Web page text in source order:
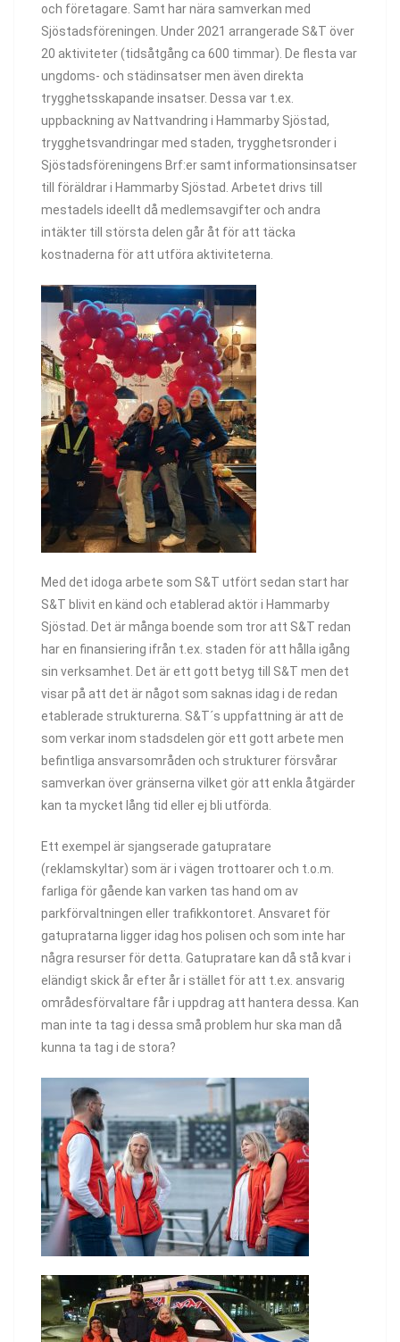
och företagare. Samt har nära samverkan med
Sjöstadsföreningen. Under 2021 arrangerade S&T över
20 aktiviteter (tidsåtgång ca 600 timmar). De flesta var
ungdoms- och städinsatser men även direkta
trygghetsskapande insatser. Dessa var t.ex.
uppbackning av Nattvandring i Hammarby Sjöstad,
trygghetsvandringar med staden, trygghetsronder i
Sjöstadsföreningens Brf:er samt informationsinsatser
till föräldrar i Hammarby Sjöstad. Arbetet drivs till
mestadels ideellt då medlemsavgifter och andra
intäkter till största delen går åt för att täcka
kostnaderna för att utföra aktiviteterna.
Med det idoga arbete som S&T utfört sedan start har
S&T blivit en känd och etablerad aktör i Hammarby
Sjöstad. Det är många boende som tror att S&T redan
har en finansiering ifrån t.ex. staden för att hålla igång
sin verksamhet. Det är ett gott betyg till S&T men det
visar på att det är något som saknas idag i de redan
etablerade strukturerna. S&T´s uppfattning är att de
som verkar inom stadsdelen gör ett gott arbete men
befintliga ansvarsområden och strukturer försvårar
samverkan över gränserna vilket gör att enkla åtgärder
kan ta mycket lång tid eller ej bli utförda.
Ett exempel är sjangserade gatupratare
(reklamskyltar) som är i vägen trottoarer och t.o.m.
farliga för gående kan varken tas hand om av
parkförvaltningen eller trafikkontoret. Ansvaret för
gatupratarna ligger idag hos polisen och som inte har
några resurser för detta. Gatupratare kan då stå kvar i
eländigt skick år efter år i stället för att t.ex. ansvarig
områdesförvaltare får i uppdrag att hantera dessa. Kan
man inte ta tag i dessa små problem hur ska man då
kunna ta tag i de stora?